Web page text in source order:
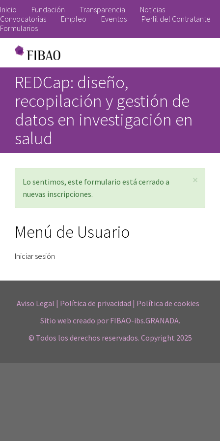
Pasar
al
contenido
principal
Fundación
Inicio Fundación Transparencia
Noticias
Convocatorias
Empleo Eventos
Perfil del Contratante
Formularios
REDCap: diseño,
recopilación y gestión de
datos en investigación en
salud
×
Mensaje
de
Lo sentimos, este formulario está cerrado a
nuevas inscripciones.
Menú de Usuario
Iniciar sesión
Aviso Legal | Política de privacidad | Política de cookies
Sitio web creado por FIBAO-ibs.GRANADA.
© Todos los derechos reservados. Copyright 2025